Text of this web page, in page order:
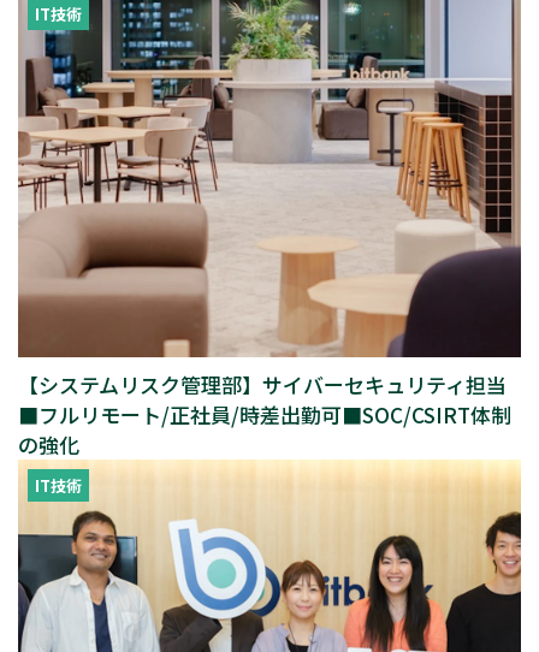
IT技術
【システムリスク管理部】サイバーセキュリティ担当
■フルリモート/正社員/時差出勤可■SOC/CSIRT体制
の強化
IT技術